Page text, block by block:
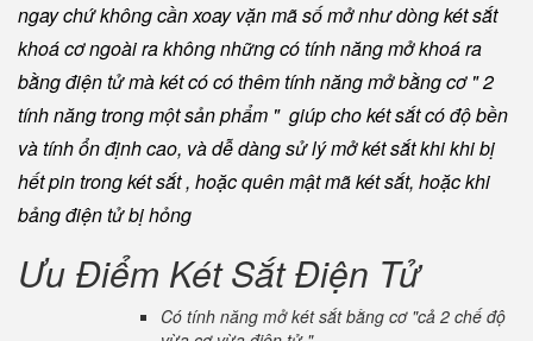
ngay chứ không cần xoay vặn mã số mở như dòng két sắt
khoá cơ ngoài ra không những có tính năng mở khoá ra
bằng điện tử mà két có có thêm tính năng mở bằng cơ " 2
tính năng trong một sản phẩm " giúp cho két sắt có độ bền
và tính ổn định cao, và dễ dàng sử lý mở két sắt khi khi bị
hết pin trong két sắt , hoặc quên mật mã két sắt, hoặc khi
bảng điện tử bị hỏng
Ưu Điểm Két Sắt Điện Tử
Có tính năng mở két sắt bằng cơ "cả 2 chế độ